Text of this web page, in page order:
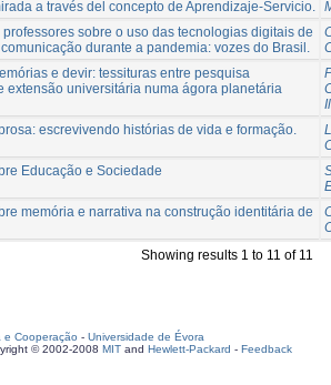
a través del concepto de Aprendizaje-Servicio.
professores sobre o uso das tecnologias digitais de
durante a pandemia: vozes do Brasil.
e devir: tessituras entre pesquisa
extensão universitária numa ágora planetária
escrevivendo histórias de vida e formação.
Educação e Sociedade
memória e narrativa na construção identitária de
Showing results 1 to 11 of 11
e Cooperação - Universidade de Évora
© 2002-2008 MIT and Hewlett-Packard - Feedback